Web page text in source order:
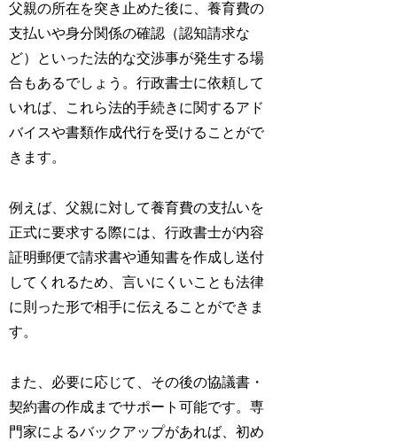
父親の所在を突き止めた後に、養育費の
支払いや身分関係の確認（認知請求な
ど）といった法的な交渉事が発生する場
合もあるでしょう。行政書士に依頼して
いれば、これら法的手続きに関するアド
バイスや書類作成代行を受けることがで
きます。
例えば、父親に対して養育費の支払いを
正式に要求する際には、行政書士が内容
証明郵便で請求書や通知書を作成し送付
してくれるため、言いにくいことも法律
に則った形で相手に伝えることができま
す。
また、必要に応じて、その後の協議書・
契約書の作成までサポート可能です。専
門家によるバックアップがあれば、初め